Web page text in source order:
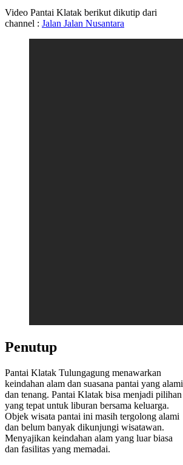
Video Pantai Klatak berikut dikutip dari
channel : Jalan Jalan Nusantara
Penutup
Pantai Klatak Tulungagung menawarkan
keindahan alam dan suasana pantai yang alami
dan tenang. Pantai Klatak bisa menjadi pilihan
yang tepat untuk liburan bersama keluarga.
Objek wisata pantai ini masih tergolong alami
dan belum banyak dikunjungi wisatawan.
Menyajikan keindahan alam yang luar biasa
dan fasilitas yang memadai.